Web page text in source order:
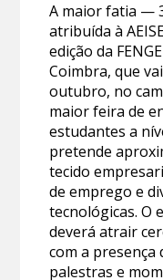
A maior fatia —
atribuída à
edição da
Coimbra, que
outubro, no
maior feira de
estudantes a
pretende
tecido
de emprego e
tecnológicas. O
deverá atrair
com a presença
palestras e